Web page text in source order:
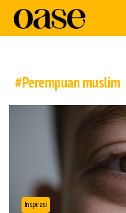
#Perempuan muslim
Inspirasi